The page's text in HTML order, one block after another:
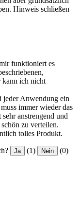
Hinweis schließen
funktioniert es
kann ich nicht
jeder Anwendung ein
immer wieder das
anstrengend und
zu verteilen.
tolles Produkt.
Ja (1) Nein (0)